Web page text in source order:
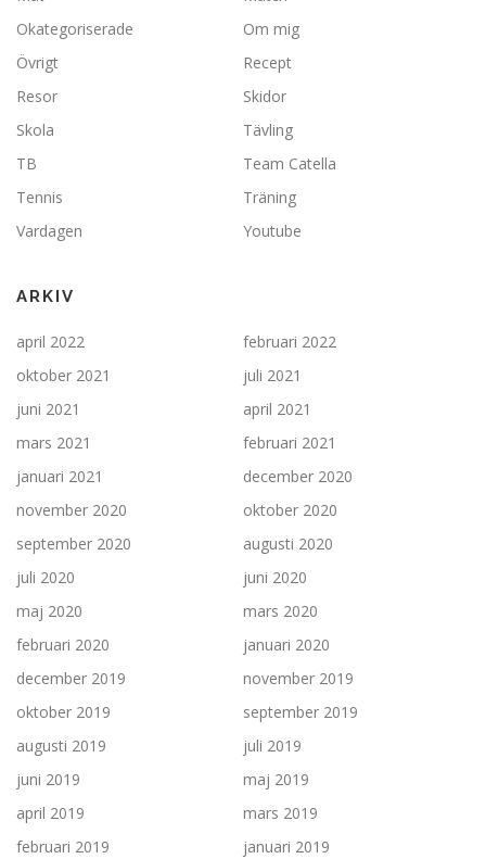
Okategoriserade
Om mig
Övrigt
Recept
Resor
Skidor
Skola
Tävling
TB
Team Catella
Tennis
Träning
Vardagen
Youtube
ARKIV
april 2022
februari 2022
oktober 2021
juli 2021
juni 2021
april 2021
mars 2021
februari 2021
januari 2021
december 2020
november 2020
oktober 2020
september 2020
augusti 2020
juli 2020
juni 2020
maj 2020
mars 2020
februari 2020
januari 2020
december 2019
november 2019
oktober 2019
september 2019
augusti 2019
juli 2019
juni 2019
maj 2019
april 2019
mars 2019
februari 2019
januari 2019